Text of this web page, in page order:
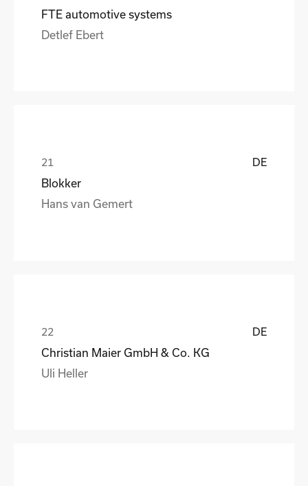
FTE automotive systems
Detlef Ebert
DE
Blokker
Hans van Gemert
DE
Christian Maier GmbH & Co. KG
Uli Heller